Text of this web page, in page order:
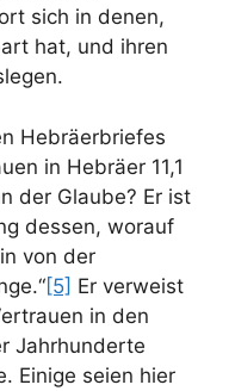
sich in denen,
hat, und ihren
Hebräerbriefes
in Hebräer 11,1
der Glaube? Er ist
dessen, worauf
von der
[5] Er verweist
in den
Jahrhunderte
Einige seien hier